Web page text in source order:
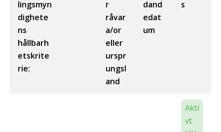
lingsmyn
dighete
ns
hållbarh
etskrite
rie:
r
råvar
a/or
eller
urspr
ungsl
and
dand
edat
um
s
Akti
vt